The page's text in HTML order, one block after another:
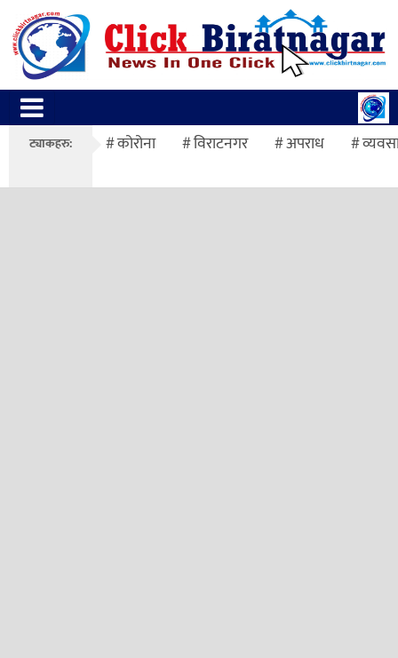
ट्याकहरु: कोरोना विराटनगर अपराध